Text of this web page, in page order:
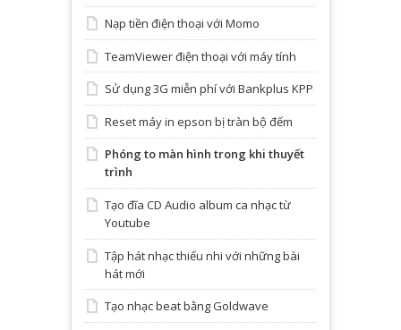
Nạp tiền điện thoại với Momo
TeamViewer điện thoại với máy tính
Sử dụng 3G miễn phí với Bankplus KPP
Reset máy in epson bị tràn bộ đếm
Phóng to màn hình trong khi thuyết
trình
Tạo đĩa CD Audio album ca nhạc từ
Youtube
Tập hát nhạc thiếu nhi với những bài
hát mới
Tạo nhạc beat bằng Goldwave